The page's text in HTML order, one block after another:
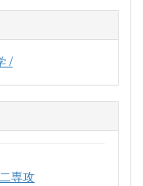
/
専攻